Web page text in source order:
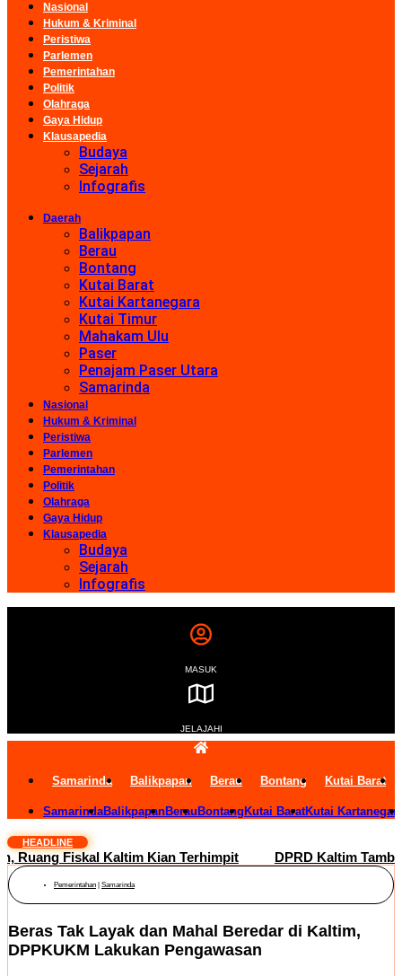
Nasional
Hukum & Kriminal
Peristiwa
Parlemen
Pemerintahan
Politik
Olahraga
Gaya Hidup
Klausapedia
Budaya
Sejarah
Infografis
Daerah
Balikpapan
Berau
Bontang
Kutai Barat
Kutai Kartanegara
Kutai Timur
Mahakam Ulu
Paser
Penajam Paser Utara
Samarinda
Nasional
Hukum & Kriminal
Peristiwa
Parlemen
Pemerintahan
Politik
Olahraga
Gaya Hidup
Klausapedia
Budaya
Sejarah
Infografis
MASUK
JELAJAHI
Samarinda Balikpapan Berau Bontang Kutai Barat
SamarindaBalikpapanBerau Bontang Kutai BaratKutai
HEADLINE
Fiskal Kaltim Kian Terhimpit DPRD Kaltim Tambah
Pemerintahan Samarinda
Beras Tak Layak dan Mahal Beredar di Kaltim,
DPPKUKM Lakukan Pengawasan